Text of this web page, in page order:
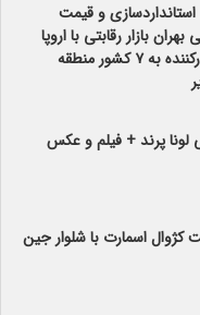
استانداردسازی و قیمت
بازار رقابتی با اروپا
ایجاد کرده است / صادرکننده به ۷ کشور منطقه
لونا پرند + فیلم و عکس
کژوال اسمارت با شلوار جین